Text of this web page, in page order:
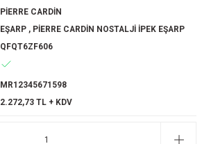
PİERRE CARDİN
EŞARP , PİERRE CARDİN NOSTALJİ İPEK EŞARP
QFQT6ZF606
MR12345671598
2.272,73 TL + KDV